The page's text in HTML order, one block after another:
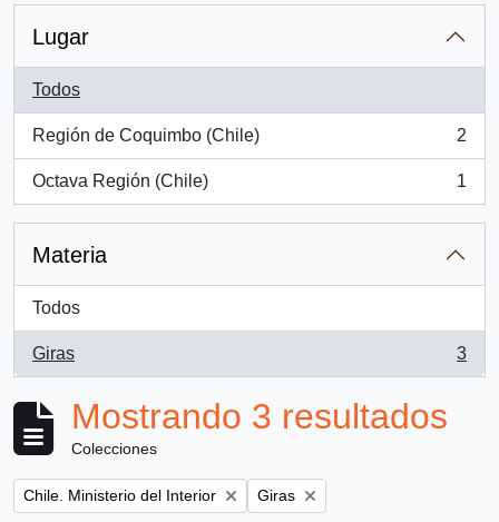
Lugar
Todos
Región de Coquimbo (Chile)
, 2 resultados
2
Octava Región (Chile)
, 1 resultados
1
Materia
Todos
Giras
, 3 resultados
3
Mostrando 3 resultados
Colecciones
Remove filter:
Chile. Ministerio del Interior Remove filter:
Giras